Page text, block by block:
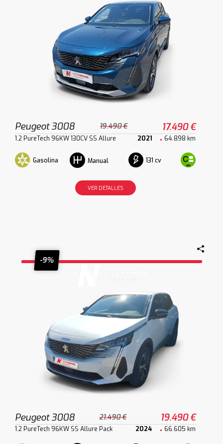
Peugeot 3008 19.490 € 17.490 €
1.2 PureTech 96KW 130CV SS Allure 2021 64.898 km
Gasolina Manual 131 cv
VER DETALLES
-9%
Peugeot 3008 21.490 € 19.490 €
1.2 PureTech 96KW SS Allure Pack 2024 66.605 km